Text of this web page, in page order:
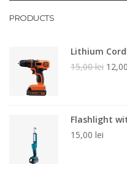
PRODUCTS
Lithium
15,00lei Prețul
12,00
Flashlight
15,00 lei